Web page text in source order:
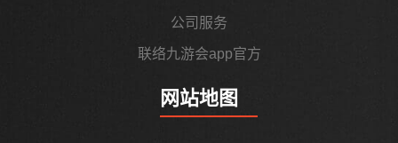
公司服务
联络九游会app官方
网站地图